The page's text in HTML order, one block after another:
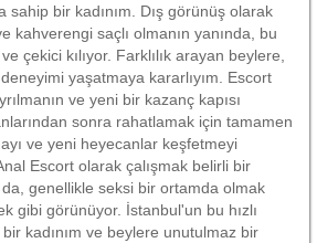
bir kadınım. Dış görünüş olarak
kahverengi saçlı olmanın yanında, bu
çekici kılıyor. Farklılık arayan beylere,
yaşatmaya kararlıyım. Escort
ve yeni bir kazanç kapısı
sonra rahatlamak için tamamen
ve yeni heyecanlar keşfetmeyi
Escort olarak çalışmak belirli bir
genellikle seksi bir ortamda olmak
gibi görünüyor. İstanbul'un bu hızlı
bir kadınım ve beylere unutulmaz bir